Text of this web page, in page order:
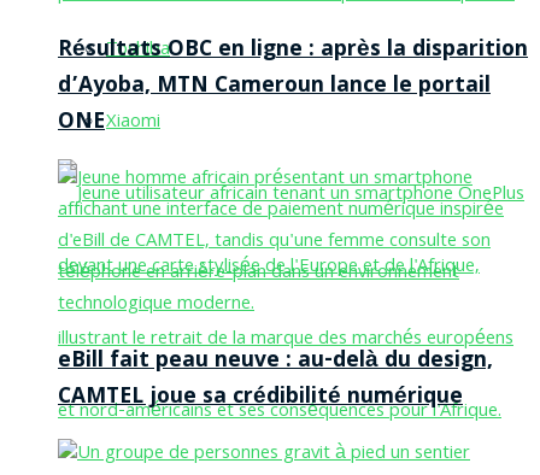
Toshiba
Xiaomi
Résultats OBC en ligne : après la disparition
d’Ayoba, MTN Cameroun lance le portail
ONE
eBill fait peau neuve : au-delà du design,
CAMTEL joue sa crédibilité numérique